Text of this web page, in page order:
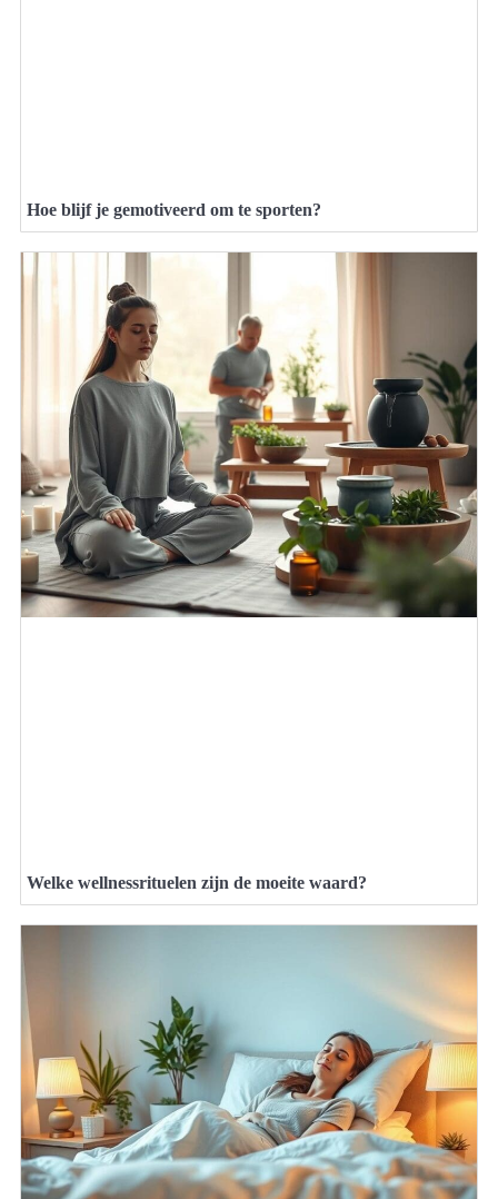
Hoe blijf je gemotiveerd om te sporten?
Welke wellnessrituelen zijn de moeite waard?